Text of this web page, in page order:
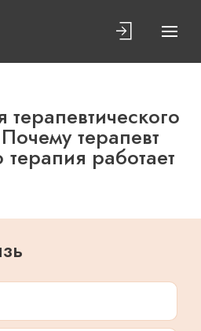
терапевтического
терапевт
терапия работает